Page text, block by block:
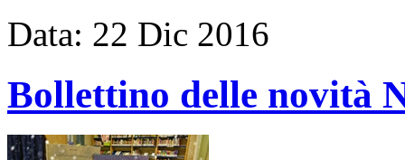
Data: 22 Dic 2016
Bollettino delle novità